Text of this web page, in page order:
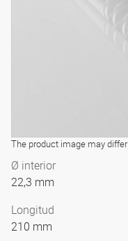
The product image may differ
Ø interior
22,3 mm
Longitud
210 mm